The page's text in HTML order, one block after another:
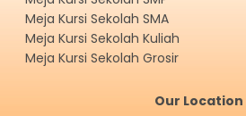
Meja Kursi Sekolah SMA
Meja Kursi Sekolah Kuliah
Meja Kursi Sekolah Grosir
Our Location